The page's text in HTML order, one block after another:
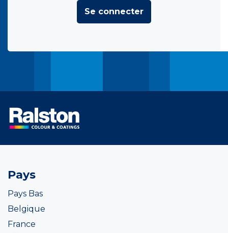
Se connecter
Pays
Pays Bas
Belgique
France